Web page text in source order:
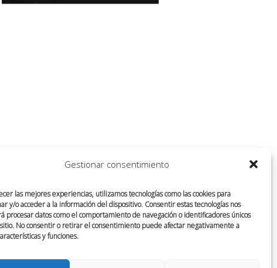
Gestionar consentimiento
las mejores experiencias, utilizamos tecnologías como las cookies para
y/o acceder a la información del dispositivo. Consentir estas tecnologías nos
procesar datos como el comportamiento de navegación o identificadores únicos
No consentir o retirar el consentimiento puede afectar negativamente a
y funciones.